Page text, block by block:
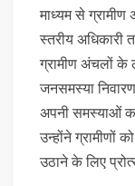
माध्यम से
स्तरीय अधिकारी
ग्रामीण अंचलों के
जनसमस्या
अपनी समस्याओं
उन्होंने ग्रामीणों
उठाने के लिए